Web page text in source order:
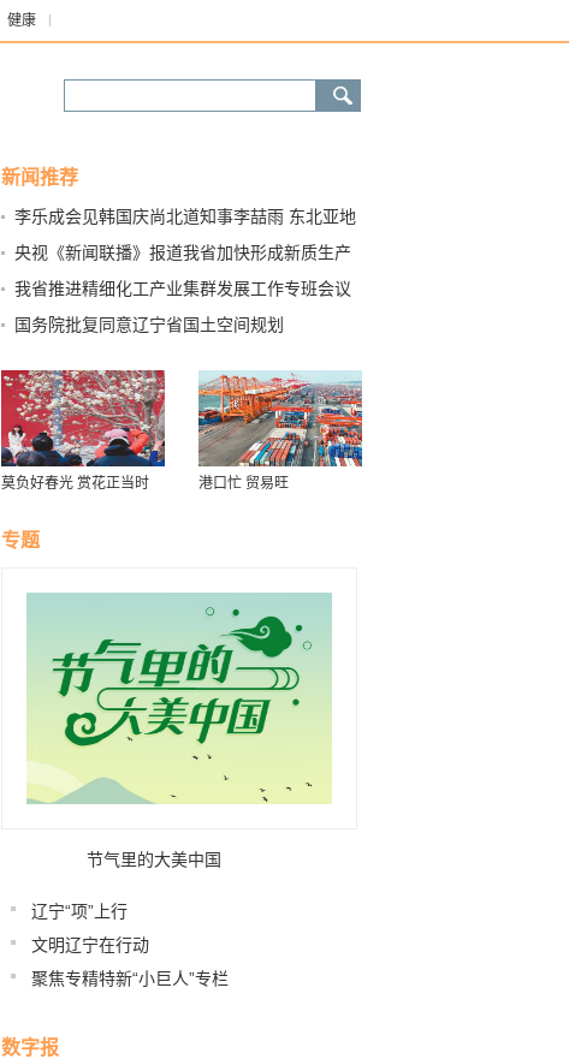
健康
新闻推荐
李乐成会见韩国庆尚北道知事李喆雨 东北亚地
区地方政府联合会秘书长林秉镇 我省与庆尚北道
缔结友好合作伙伴关系
央视《新闻联播》报道我省加快形成新质生产
力——辽宁推动产业创新 培育发展新优势
我省推进精细化工产业集群发展工作专班会议
召开 周波主持并讲话
国务院批复同意辽宁省国土空间规划
莫负好春光 赏花正当时 港口忙 贸易旺
专题
节气里的大美中国
辽宁“项”上行
文明辽宁在行动
聚焦专精特新“小巨人”专栏
数字报